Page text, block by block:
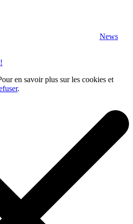
News
en savoir plus sur les cookies et
.